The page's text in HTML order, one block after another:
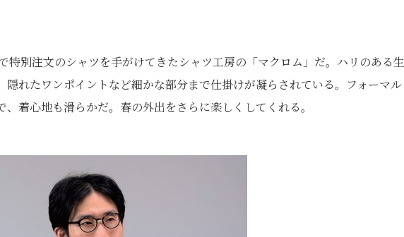
特別注文のシャツを手がけてきたシャツ工房の「マクロム」だ。ハリのある生
れたワンポイントなど細かな部分まで仕掛けが凝らされている。フォーマル
着心地も滑らかだ。春の外出をさらに楽しくしてくれる。